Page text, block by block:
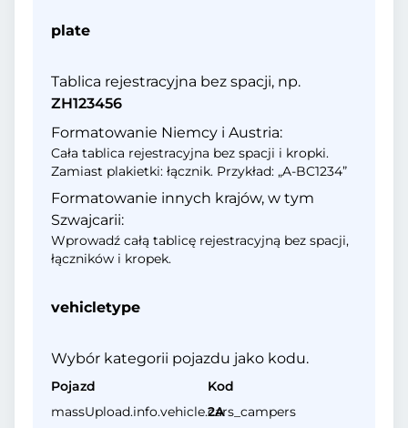
plate
Tablica rejestracyjna bez spacji, np.
ZH123456
Formatowanie Niemcy i Austria:
Cała tablica rejestracyjna bez spacji i kropki.
Zamiast plakietki: łącznik. Przykład: „A-BC1234”
Formatowanie innych krajów, w tym
Szwajcarii:
Wprowadź całą tablicę rejestracyjną bez spacji,
łączników i kropek.
vehicletype
Wybór kategorii pojazdu jako kodu.
Pojazd
Kod
massUpload.info.vehicle.cars_campers
2A